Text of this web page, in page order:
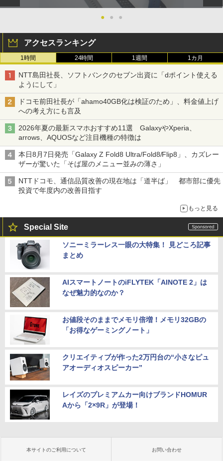
● ● ●
アクセスランキング
1時間 24時間 1週間 1カ月
NTT島田社長、ソフトバンクのセブン出資に「dポイント使える
ようにして」
ドコモ前田社長が「ahamo40GB化は検証のため」、料金値上げ
への考え方にも言及
2026年夏の最新スマホおすすめ11選 GalaxyやXperia、
arrows、AQUOSなど注目機種の特徴は
本日8月7日発売「Galaxy Z Fold8 Ultra/Fold8/Flip8」、カズレー
ザーが驚いた「そば屋のメニュー並みの薄さ」
NTTドコモ、通信品質改善の現在地は「道半ば」 都市部に優先
投資で年度内の改善目指す
もっと見る
Special Site
ソニーミラーレス一眼の大特集！ 見どころ記事
まとめ
AIスマートノートのiFLYTEK「AINOTE 2」は
なぜ魅力的なのか？
お値段そのままでメモリ倍増！メモリ32GBの
「お得なゲーミングノート」
クリエイティブが作った2万円台の“小さなピュ
アオーディオスピーカー”
レイズのプレミアムカー向けブランドHOMUR
Aから「2×9R」が登場！
本サイトのご利用について お問い合わせ